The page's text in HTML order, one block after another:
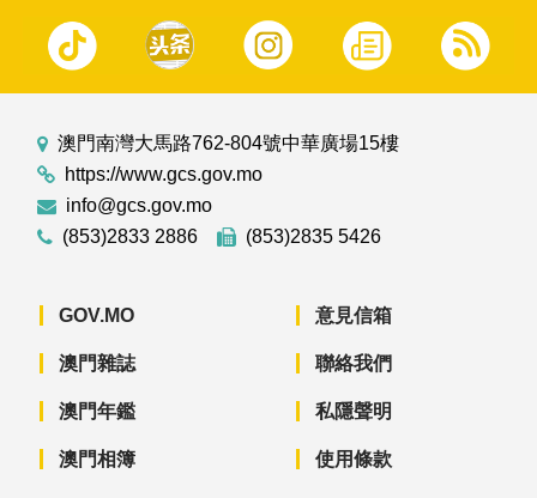
澳門南灣大馬路762-804號中華廣場15樓
https://www.gcs.gov.mo
info@gcs.gov.mo
(853)2833 2886
(853)2835 5426
GOV.MO
澳門雜誌
澳門年鑑
澳門相簿
意見信箱
聯絡我們
私隱聲明
使用條款